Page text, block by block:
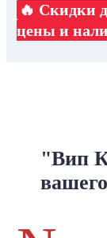
🔥 Скидки
цены и
"Вип